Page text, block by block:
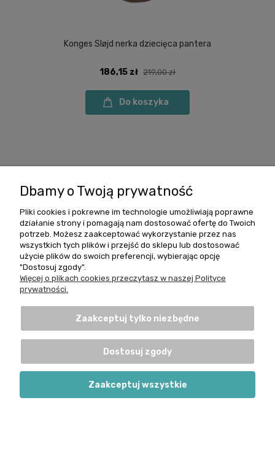
Konges Sløjd nerka dziecięca pantera
186,15 zł 219,00 zł
Do koszyka
Konges Sløjd organizer samochodowy w cytrynki
Powiadom o dostępności
Dbamy o Twoją prywatność
Pliki cookies i pokrewne im technologie umożliwiają poprawne
działanie strony i pomagają nam dostosować ofertę do Twoich
potrzeb. Możesz zaakceptować wykorzystanie przez nas
wszystkich tych plików i przejść do sklepu lub dostosować
użycie plików do swoich preferencji, wybierając opcję
"Dostosuj zgody".
Więcej o plikach cookies przeczytasz w naszej Polityce
prywatności.
Zaakceptuj tylko niezbędne
Dostosuj zgody
Zaakceptuj wszystkie